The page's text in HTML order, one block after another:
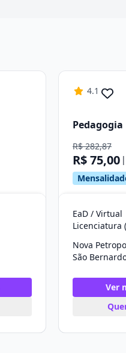
4.1
Pedagogia
R$ 282,87
R$ 75,00
EaD / Virtual
Licenciatura
Nova
Ver